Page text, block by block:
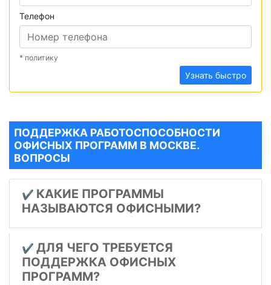
Телефон
* политику
Узнать быстро
ПОДДЕРЖКА РАБОТОСПОСОБНОСТИ
ОФИСНЫХ ПРОГРАММ В МОСКВЕ.
ВОПРОСЫ
✔️ КАКИЕ ПРОГРАММЫ
НАЗЫВАЮТСЯ ОФИСНЫМИ?
✔️ ДЛЯ ЧЕГО ТРЕБУЕТСЯ
ПОДДЕРЖКА ОФИСНЫХ
ПРОГРАММ?